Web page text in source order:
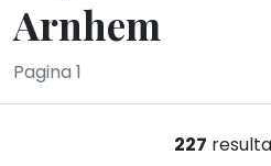
Arnhem
Pagina 1
227